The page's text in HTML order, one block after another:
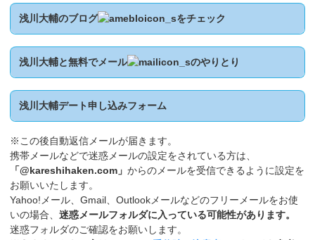
浅川大輔のブログ をチェック
浅川大輔と無料でメール のやりとり
浅川大輔デート申し込みフォーム
※この後自動返信メールが届きます。
携帯メールなどで迷惑メールの設定をされている方は、
「@kareshihaken.com」からのメールを受信できるように設定を
お願いいたします。
Yahoo!メール、Gmail、Outlookメールなどのフリーメールをお使
いの場合、迷惑メールフォルダに入っている可能性があります。
迷惑フォルダのご確認をお願いします。